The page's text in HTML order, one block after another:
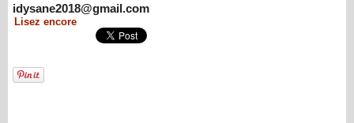
idysane2018@gmail.com
Lisez encore